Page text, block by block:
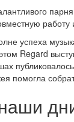
работу
успеха
Regard
помогла